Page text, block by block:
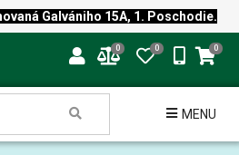
Galvániho 15A, 1. Poschodie.
0 0 0
MENU